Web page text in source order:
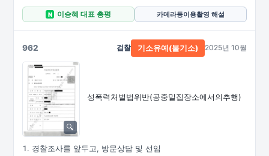
N 이승혜 대표 총평 카메라등이용촬영 해설
962
성폭력처벌법위반(공중밀집장소에서의추행)
검찰 기소유예(불기소) 2025년 10월
경찰조사를 앞두고, 방문상담 및 선임